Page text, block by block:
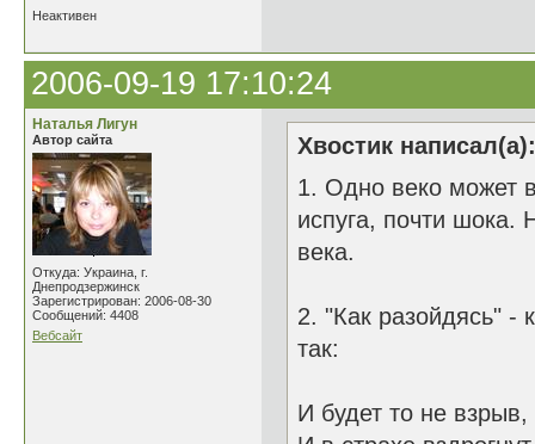
Неактивен
2006-09-19 17:10:24
Наталья Лигун
Автор сайта
Откуда: Украина, г.
Днепродзержинск
Зарегистрирован: 2006-08-30
Сообщений: 4408
Вебсайт
Хвостик написал(а):
1. Одно веко может
испуга, почти шока.
века.
2. "Как разойдясь" -
так:
И будет то не